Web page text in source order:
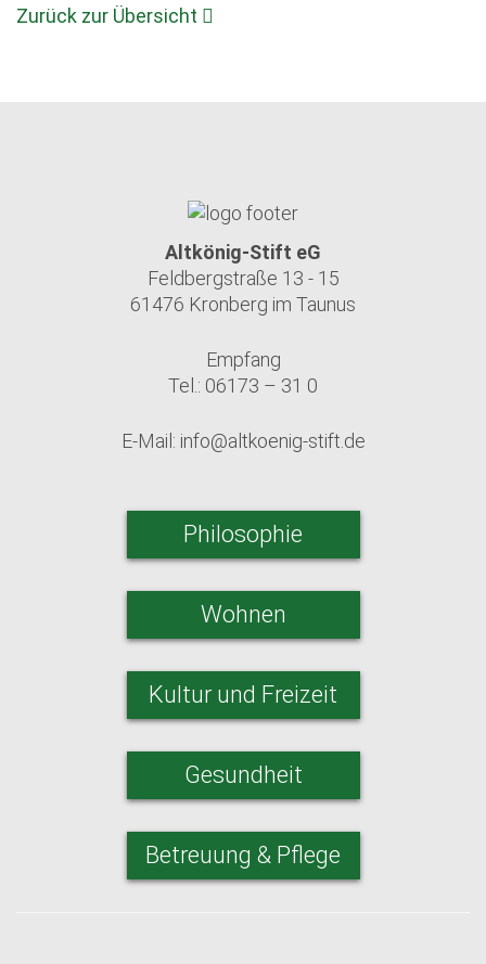
Zurück zur Übersicht
Altkönig-Stift eG
Feldbergstraße 13 - 15
61476 Kronberg im Taunus
Empfang
Tel.: 06173 – 31 0
E-Mail: info@altkoenig-stift.de
Philosophie
Wohnen
Kultur und Freizeit
Gesundheit
Betreuung & Pflege